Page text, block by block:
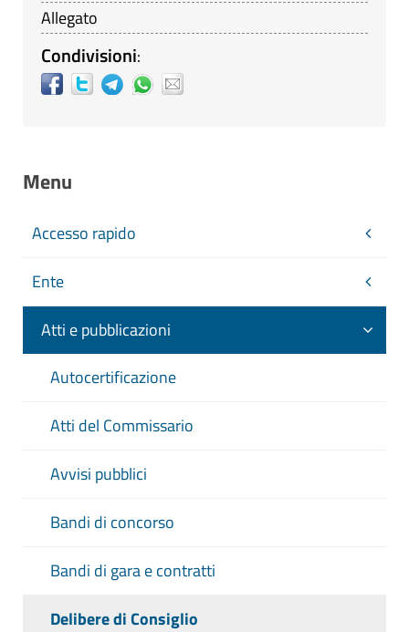
Allegato
Condivisioni:
Menu
Accesso rapido
Ente
Atti e pubblicazioni
Autocertificazione
Atti del Commissario
Avvisi pubblici
Bandi di concorso
Bandi di gara e contratti
Delibere di Consiglio